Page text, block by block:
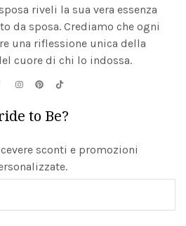
riveli la sua vera essenza
da sposa. Crediamo che ogni
una riflessione unica della
cuore di chi lo indossa.
to Be?
sconti e promozioni